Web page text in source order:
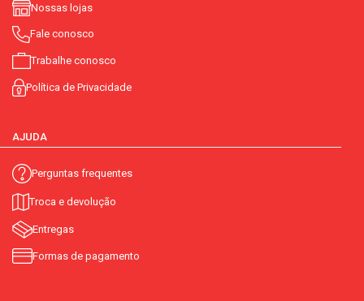
Nossas lojas
Fale conosco
Trabalhe conosco
Política de Privacidade
AJUDA
Perguntas frequentes
Troca e devolução
Entregas
Formas de pagamento